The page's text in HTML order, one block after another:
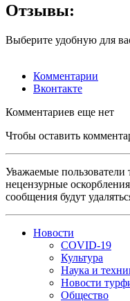
Отзывы:
Выберите удобную для
Комментарии
Вконтакте
Комментариев еще нет
Чтобы оставить
Уважаемые пользователи
нецензурные
сообщения будут
Новости
COVID-19
Культура
Наука и
Новости
Общество